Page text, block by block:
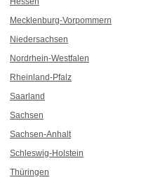
Mecklenburg-Vorpommern
Niedersachsen
Nordrhein-Westfalen
Rheinland-Pfalz
Saarland
Sachsen
Sachsen-Anhalt
Schleswig-Holstein
Thüringen